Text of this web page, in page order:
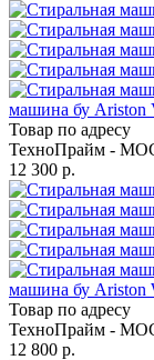
машина бу Ariston
Товар по адресу
ТехноПрайм -
12 300 р.
машина бу Ariston
Товар по адресу
ТехноПрайм -
12 800 р.